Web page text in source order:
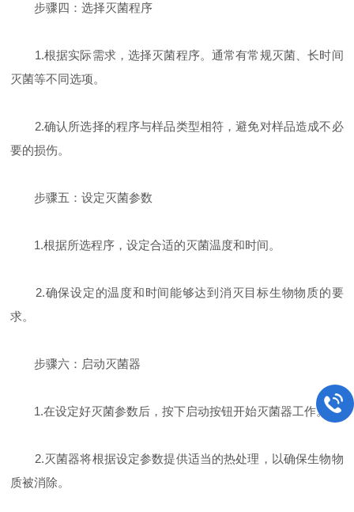
步骤四：选择灭菌程序
1.根据实际需求，选择灭菌程序。通常有常规灭菌、长时间
灭菌等不同选项。
2.确认所选择的程序与样品类型相符，避免对样品造成不必
要的损伤。
步骤五：设定灭菌参数
1.根据所选程序，设定合适的灭菌温度和时间。
2.确保设定的温度和时间能够达到消灭目标生物物质的要
求。
步骤六：启动灭菌器
1.在设定好灭菌参数后，按下启动按钮开始灭菌器工作。
2.灭菌器将根据设定参数提供适当的热处理，以确保生物物
质被消除。